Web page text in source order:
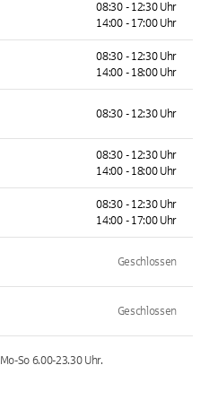
08:30 - 12:30 Uhr
14:00 - 17:00 Uhr
08:30 - 12:30 Uhr
14:00 - 18:00 Uhr
08:30 - 12:30 Uhr
08:30 - 12:30 Uhr
14:00 - 18:00 Uhr
08:30 - 12:30 Uhr
14:00 - 17:00 Uhr
Geschlossen
Geschlossen
Mo-So 6.00-23.30Uhr.